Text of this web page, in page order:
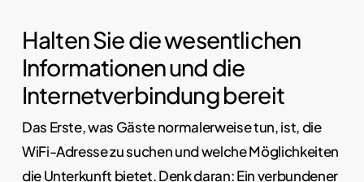
Halten Sie die wesentlichen
Informationen und die
Internetverbindung bereit
Das Erste, was Gäste normalerweise tun, ist, die
WiFi-Adresse zu suchen und welche Möglichkeiten
die Unterkunft bietet. Denk daran: Ein verbundener